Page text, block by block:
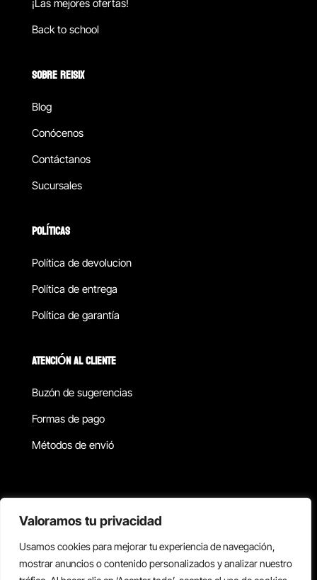
Valoramos tu privacidad
Usamos cookies para mejorar tu experiencia de navegación,
mostrar anuncios o contenido personalizados y analizar nuestro
¡Las mejores ofertas!
Back to school
SOBRE REISIX
Blog
Conócenos
Contáctanos
Sucursales
POLÍTICAS
Política de devolucion
Política de entrega
Política de garantía
ATENCIÓN AL CLIENTE
Buzón de sugerencias
Formas de pago
Métodos de envió
Copyright © 2026 Reisix. Todos los derechos reservados.